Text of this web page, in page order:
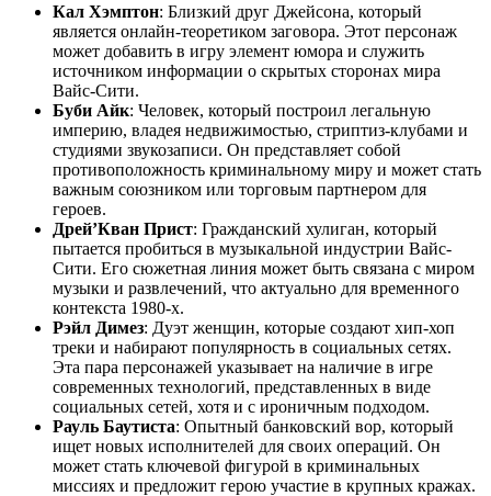
Кал Хэмптон: Близкий друг Джейсона, который
является онлайн-теоретиком заговора. Этот персонаж
может добавить в игру элемент юмора и служить
источником информации о скрытых сторонах мира
Вайс-Сити.
Буби Айк: Человек, который построил легальную
империю, владея недвижимостью, стриптиз-клубами и
студиями звукозаписи. Он представляет собой
противоположность криминальному миру и может стать
важным союзником или торговым партнером для
героев.
Дрей’Кван Прист: Гражданский хулиган, который
пытается пробиться в музыкальной индустрии Вайс-
Сити. Его сюжетная линия может быть связана с миром
музыки и развлечений, что актуально для временного
контекста 1980-х.
Рэйл Димез: Дуэт женщин, которые создают хип-хоп
треки и набирают популярность в социальных сетях.
Эта пара персонажей указывает на наличие в игре
современных технологий, представленных в виде
социальных сетей, хотя и с ироничным подходом.
Рауль Баутиста: Опытный банковский вор, который
ищет новых исполнителей для своих операций. Он
может стать ключевой фигурой в криминальных
миссиях и предложит герою участие в крупных кражах.